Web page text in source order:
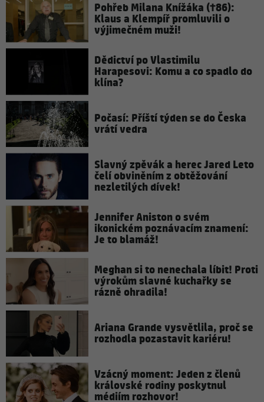
Pohřeb Milana Knížáka (†86):
Klaus a Klempíř promluvili o
výjimečném muži!
Dědictví po Vlastimilu
Harapesovi: Komu a co spadlo do
klína?
Počasí: Příští týden se do Česka
vrátí vedra
Slavný zpěvák a herec Jared Leto
čelí obviněním z obtěžování
nezletilých dívek!
Jennifer Aniston o svém
ikonickém poznávacím znamení:
Je to blamáž!
Meghan si to nenechala líbit! Proti
výrokům slavné kuchařky se
rázně ohradila!
Ariana Grande vysvětlila, proč se
rozhodla pozastavit kariéru!
Vzácný moment: Jeden z členů
královské rodiny poskytnul
médiím rozhovor!